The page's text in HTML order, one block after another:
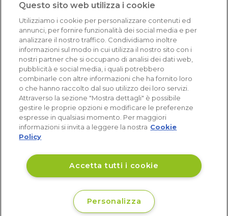
Eccellente (4,8)
Acquisti verificati
Non disponibile
Questo sito web utilizza i cookie
Utilizziamo i cookie per personalizzare contenuti ed
annunci, per fornire funzionalità dei social media e per
analizzare il nostro traffico. Condividiamo inoltre
informazioni sul modo in cui utilizza il nostro sito con i
nostri partner che si occupano di analisi dei dati web,
pubblicità e social media, i quali potrebbero
combinarle con altre informazioni che ha fornito loro
o che hanno raccolto dal suo utilizzo dei loro servizi.
Attraverso la sezione "Mostra dettagli" è possibile
gestire le proprie opzioni e modificare le preferenze
espresse in qualsiasi momento. Per maggiori
informazioni si invita a leggere la nostra Cookie
Policy
Accetta tutti i cookie
Personalizza